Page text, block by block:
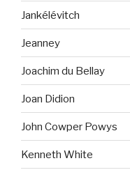
Jankélévitch
Jeanney
Joachim du Bellay
Joan Didion
John Cowper Powys
Kenneth White